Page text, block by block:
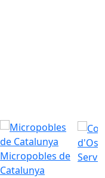
Micropobles de
Catalunya